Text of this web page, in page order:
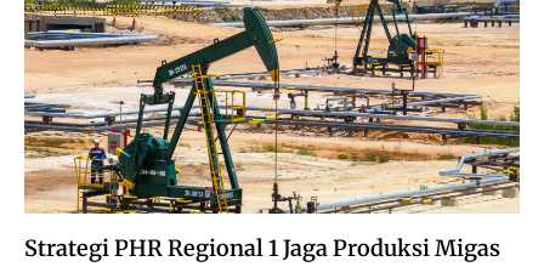
Strategi PHR Regional 1 Jaga Produksi Migas